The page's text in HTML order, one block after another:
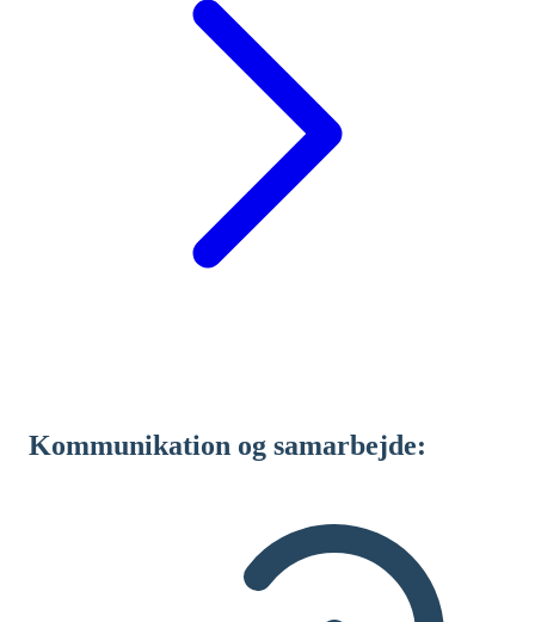
Kommunikation og samarbejde: